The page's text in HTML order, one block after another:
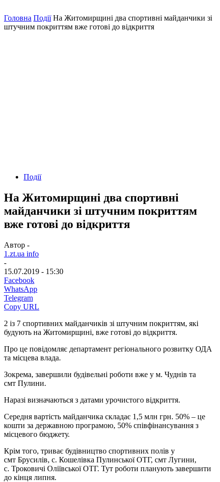
Головна Події На Житомирщині два спортивні майданчики зі
штучним покриттям вже готові до відкриття
Події
На Житомирщині два спортивні
майданчики зі штучним покриттям
вже готові до відкриття
Автор -
1.zt.ua info
-
15.07.2019 - 15:30
Facebook
WhatsApp
Telegram
Copy URL
2 із 7 спортивних майданчиків зі штучним покриттям, які
будують на Житомирщині, вже готові до відкриття.
Про це повідомляє департамент регіонального розвитку ОДА
та місцева влада.
Зокрема, завершили будівельні роботи вже у м. Чуднів та
смт Пулини.
Наразі визначаються з датами урочистого відкриття.
Середня вартість майданчика складає 1,5 млн грн. 50% – це
кошти за державною програмою, 50% співфінансування з
місцевого бюджету.
Крім того, триває будівництво спортивних полів у
смт Брусилів, с. Кошелівка Пулинської ОТГ, смт Лугини,
с. Троковичі Оліївської ОТГ. Тут роботи планують завершити
до кінця липня.